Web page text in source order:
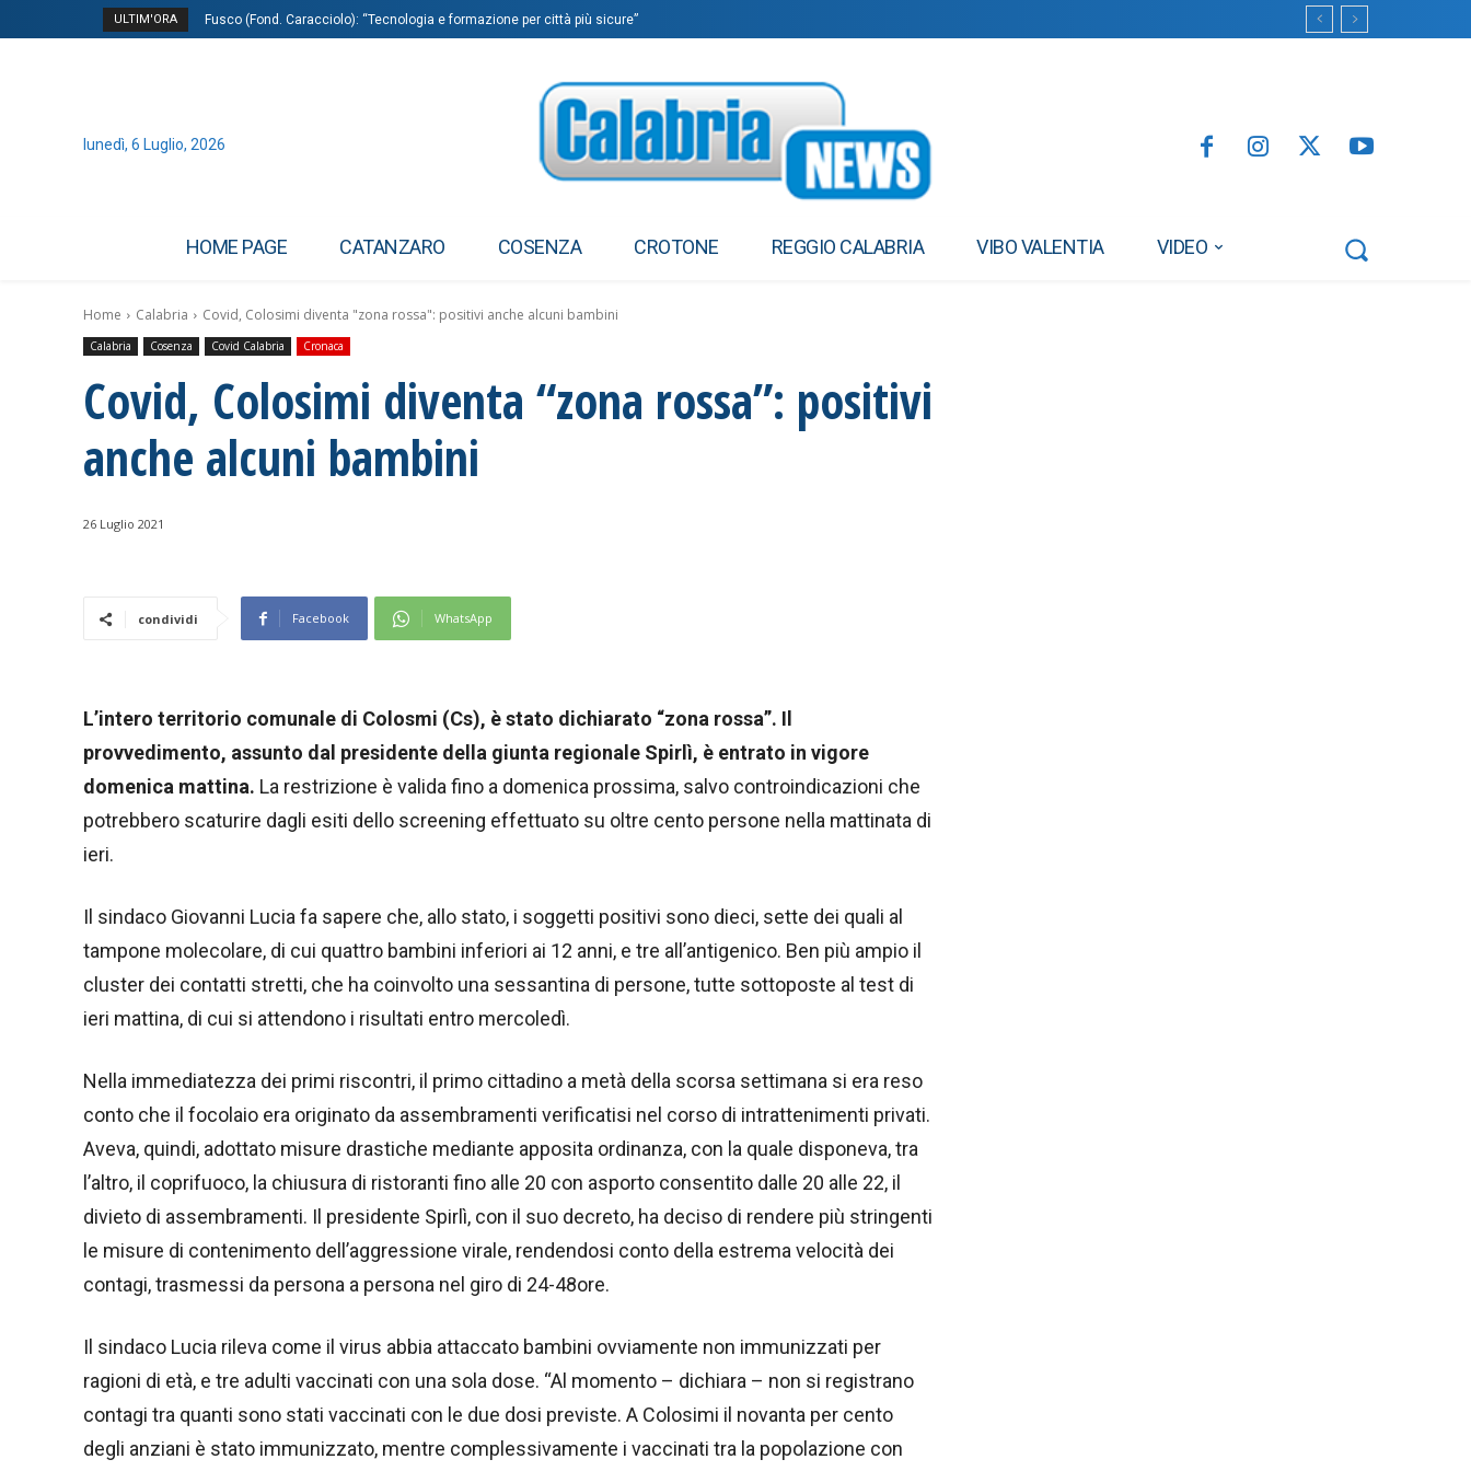
ULTIM'ORA Fusco (Fond. Caracciolo): “Tecnologia e formazione per città più sicure”
Cavo (Confcommercio): “Rigenerare centri storici per rilanciare vivibilità”
lunedì, 6 Luglio, 2026
HOME PAGE CATANZARO COSENZA CROTONE REGGIO CALABRIA VIBO VALENTIA VIDEO
Home Calabria Covid, Colosimi diventa "zona rossa": positivi anche alcuni bambini
Calabria Cosenza Covid Calabria Cronaca
Covid, Colosimi diventa “zona rossa”: positivi
anche alcuni bambini
26 Luglio 2021
condividi Facebook WhatsApp
L’intero territorio comunale di Colosmi (Cs), è stato dichiarato “zona rossa”. Il
provvedimento, assunto dal presidente della giunta regionale Spirlì, è entrato in vigore
domenica mattina. La restrizione è valida fino a domenica prossima, salvo controindicazioni che
potrebbero scaturire dagli esiti dello screening effettuato su oltre cento persone nella mattinata di
ieri.
Il sindaco Giovanni Lucia fa sapere che, allo stato, i soggetti positivi sono dieci, sette dei quali al
tampone molecolare, di cui quattro bambini inferiori ai 12 anni, e tre all’antigenico. Ben più ampio il
cluster dei contatti stretti, che ha coinvolto una sessantina di persone, tutte sottoposte al test di
ieri mattina, di cui si attendono i risultati entro mercoledì.
Nella immediatezza dei primi riscontri, il primo cittadino a metà della scorsa settimana si era reso
conto che il focolaio era originato da assembramenti verificatisi nel corso di intrattenimenti privati.
Aveva, quindi, adottato misure drastiche mediante apposita ordinanza, con la quale disponeva, tra
l’altro, il coprifuoco, la chiusura di ristoranti fino alle 20 con asporto consentito dalle 20 alle 22, il
divieto di assembramenti. Il presidente Spirlì, con il suo decreto, ha deciso di rendere più stringenti
le misure di contenimento dell’aggressione virale, rendendosi conto della estrema velocità dei
contagi, trasmessi da persona a persona nel giro di 24-48ore.
Il sindaco Lucia rileva come il virus abbia attaccato bambini ovviamente non immunizzati per
ragioni di età, e tre adulti vaccinati con una sola dose. “Al momento – dichiara – non si registrano
contagi tra quanti sono stati vaccinati con le due dosi previste. A Colosimi il novanta per cento
degli anziani è stato immunizzato, mentre complessivamente i vaccinati tra la popolazione con